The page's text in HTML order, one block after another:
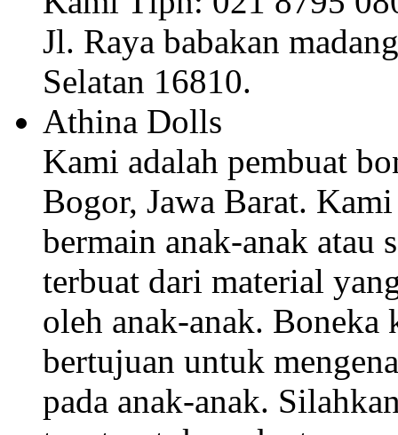
Jl. Raya babakan
Selatan 16810.
Athina Dolls
Kami adalah pembuat
Bogor, Jawa Barat.
bermain anak-anak atau
terbuat dari material
oleh anak-anak.
bertujuan untuk
pada anak-anak.